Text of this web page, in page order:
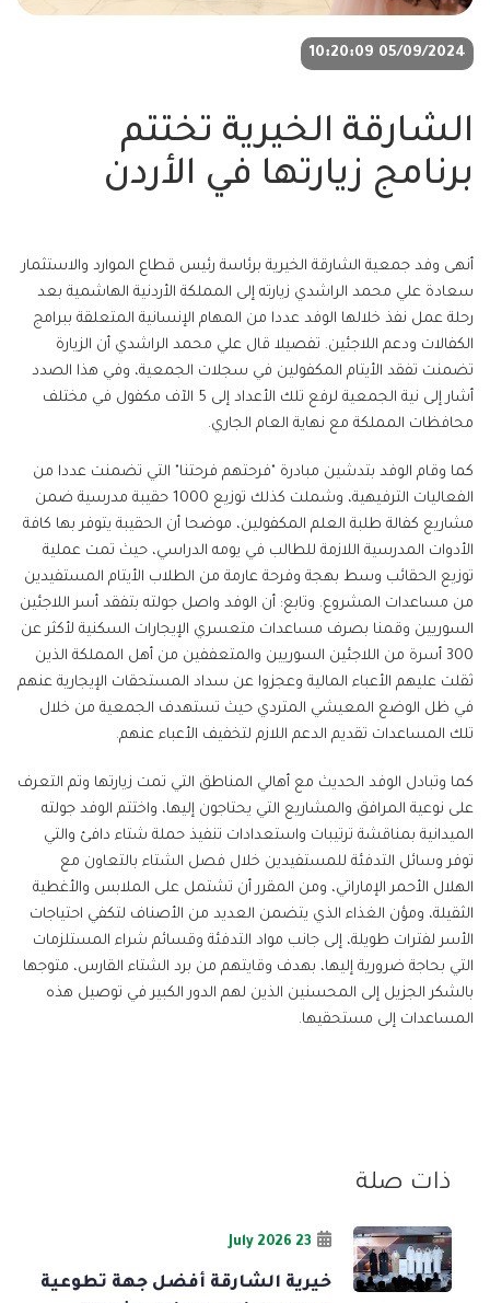
05/09/2024 10:20:09
الشارقة الخيرية تختتم
برنامج زيارتها في الأردن
أنهى وفد جمعية الشارقة الخيرية برئاسة رئيس قطاع الموارد والاستثمار
سعادة علي محمد الراشدي زيارته إلى المملكة الأردنية الهاشمية بعد
رحلة عمل نفذ خلالها الوفد عددا من المهام الإنسانية المتعلقة ببرامج
الكفالات ودعم اللاجئين. تفصيلا قال علي محمد الراشدي أن الزيارة
تضمنت تفقد الأيتام المكفولين في سجلات الجمعية، وفي هذا الصدد
أشار إلى نية الجمعية لرفع تلك الأعداد إلى 5 الآف مكفول في مختلف
محافظات المملكة مع نهاية العام الجاري.
كما وقام الوفد بتدشين مبادرة "فرحتهم فرحتنا" التي تضمنت عددا من
الفعاليات الترفيهية، وشملت كذلك توزيع 1000 حقيبة مدرسية ضمن
مشاريع كفالة طلبة العلم المكفولين، موضحا أن الحقيبة يتوفر بها كافة
الأدوات المدرسية اللازمة للطالب في يومه الدراسي، حيث تمت عملية
توزيع الحقائب وسط بهجة وفرحة عارمة من الطلاب الأيتام المستفيدين
من مساعدات المشروع. وتابع: أن الوفد واصل جولته بتفقد أسر اللاجئين
السوريين وقمنا بصرف مساعدات متعسري الإيجارات السكنية لأكثر عن
300 أسرة من اللاجئين السوريين والمتعففين من أهل المملكة الذين
ثقلت عليهم الأعباء المالية وعجزوا عن سداد المستحقات الإيجارية عنهم
في ظل الوضع المعيشي المتردي حيث تستهدف الجمعية من خلال
تلك المساعدات تقديم الدعم اللازم لتخفيف الأعباء عنهم.
كما وتبادل الوفد الحديث مع أهالي المناطق التي تمت زيارتها وتم التعرف
على نوعية المرافق والمشاريع التي يحتاجون إليها، واختتم الوفد جولته
الميدانية بمناقشة ترتيبات واستعدادات تنفيذ حملة شتاء دافئ والتي
توفر وسائل التدفئة للمستفيدين خلال فصل الشتاء بالتعاون مع
الهلال الأحمر الإماراتي، ومن المقرر أن تشتمل على الملابس والأغطية
الثقيلة، ومؤن الغذاء الذي يتضمن العديد من الأصناف لتكفي احتياجات
الأسر لفترات طويلة، إلى جانب مواد التدفئة وقسائم شراء المستلزمات
التي بحاجة ضرورية إليها، بهدف وقايتهم من برد الشتاء القارس، متوجها
بالشكر الجزيل إلى المحسنين الذين لهم الدور الكبير في توصيل هذه
المساعدات إلى مستحقيها.
ذات صلة
23 July 2026
خيرية الشارقة أفضل جهة تطوعية